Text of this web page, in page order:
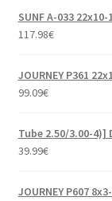
SUNF A-033
117.98€
JOURNEY P361
99.09€
Tube 2.50/3.00-4)]
39.99€
JOURNEY P607